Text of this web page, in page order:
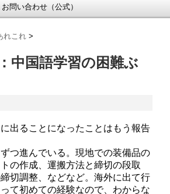
お問い合わせ（公式）
れこれ >
中国語学習の困難ぶ
出ることになったことはもう報告
つ進んでいる。現地での装備品の
の作成、運搬方法と締切の段取
切調整、などなど。海外に出て行
て初めての経験なので、わからな